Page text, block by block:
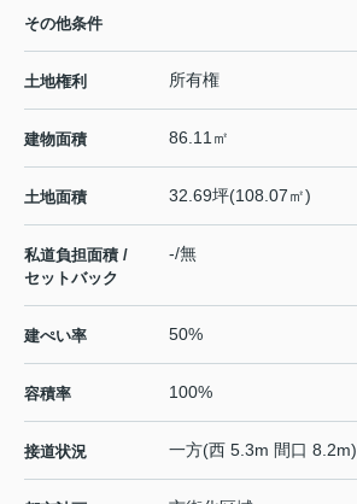
その他条件
土地権利 所有権
建物面積 86.11㎡
土地面積 32.69坪(108.07㎡)
私道負担面積 /
セットバック
-/無
建ぺい率 50%
容積率 100%
接道状況 一方(西 5.3m 間口 8.2m)